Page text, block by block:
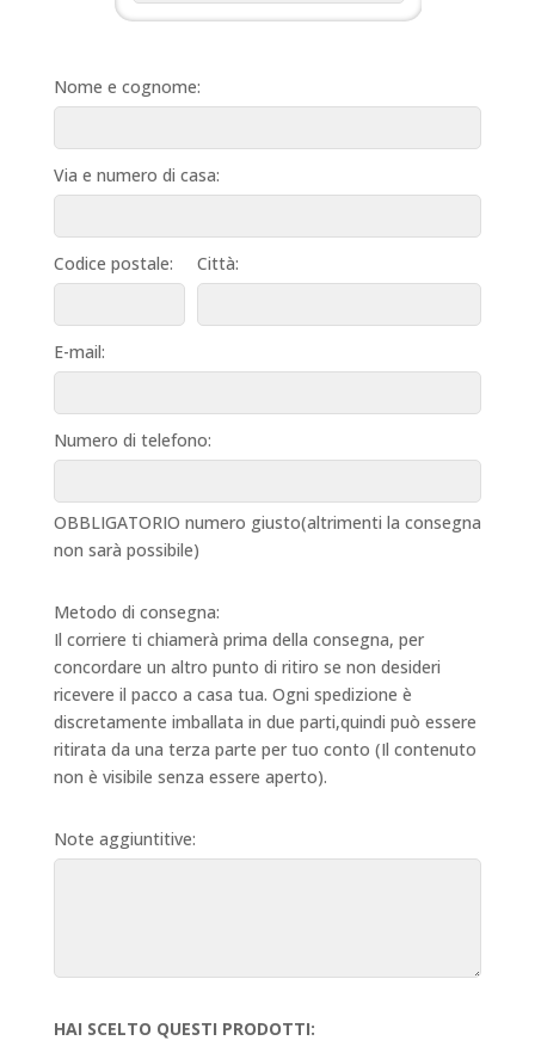
Nome e cognome:
Via e numero di casa:
Codice postale: Città:
E-mail:
Numero di telefono:
OBBLIGATORIO numero giusto(altrimenti la consegna
non sarà possibile)
Metodo di consegna:
Il corriere ti chiamerà prima della consegna, per
concordare un altro punto di ritiro se non desideri
ricevere il pacco a casa tua. Ogni spedizione è
discretamente imballata in due parti,quindi può essere
ritirata da una terza parte per tuo conto (Il contenuto
non è visibile senza essere aperto).
Note aggiuntitive:
HAI SCELTO QUESTI PRODOTTI: